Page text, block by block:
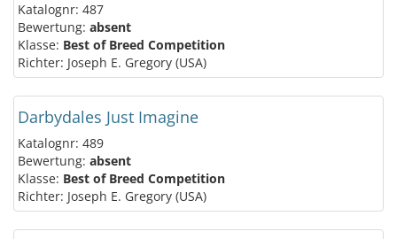
Katalognr: 487
Bewertung: absent
Klasse: Best of Breed Competition
Richter: Joseph E. Gregory (USA)
Darbydales Just Imagine
Katalognr: 489
Bewertung: absent
Klasse: Best of Breed Competition
Richter: Joseph E. Gregory (USA)